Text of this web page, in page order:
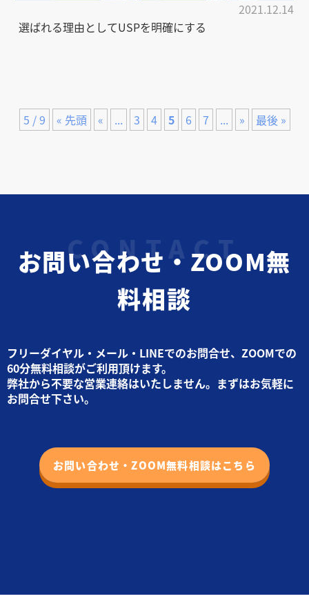
2021.12.14
選ばれる理由としてUSPを明確にする
5 / 9 « 先頭 « ... 3 4 5 6 7 ... » 最後 »
お問い合わせ・ZOOM無
料相談
フリーダイヤル・メール・LINEでのお問合せ、ZOOMでの
60分無料相談がご利用頂けます。
弊社から不要な営業連絡はいたしません。まずはお気軽に
お問合せ下さい。
お問い合わせ・ZOOM無料相談はこちら